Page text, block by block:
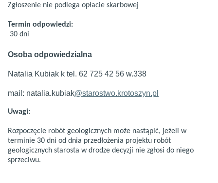
Zgłoszenie nie podlega opłacie skarbowej
Termin odpowiedzi:
30 dni
Osoba odpowiedzialna
Natalia Kubiak k tel. 62 725 42 56 w.338
mail: natalia.kubiak@starostwo.krotoszyn.pl
Uwagi:
Rozpoczęcie robót geologicznych może nastąpić, jeżeli w
terminie 30 dni od dnia przedłożenia projektu robót
geologicznych starosta w drodze decyzji nie zgłosi do niego
sprzeciwu.